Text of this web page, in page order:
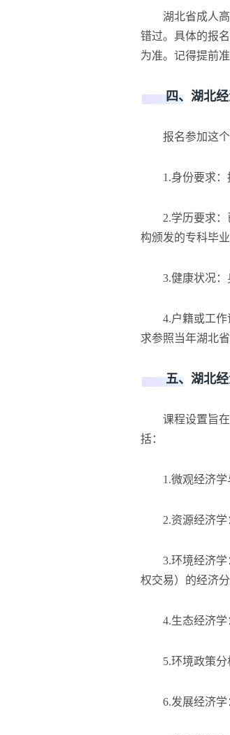
湖北省成人高
错过。具体的报
为准。记得提前
四、湖北经济
报名参加这个
1.身份要求：
2.学历要求：已
构颁发的专科毕
3.健康状况：身
4.户籍或工作证
求参照当年湖北省
五、湖北经济
课程设置旨在
括：
1.微观经济学与
2.资源经济学：
3.环境经济学：
权交易）的经济分
4.生态经济学：
5.环境政策分析
6.发展经济学：